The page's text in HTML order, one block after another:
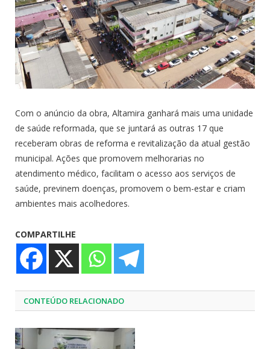
Com o anúncio da obra, Altamira ganhará mais uma unidade
de saúde reformada, que se juntará as outras 17 que
receberam obras de reforma e revitalização da atual gestão
municipal. Ações que promovem melhorarias no
atendimento médico, facilitam o acesso aos serviços de
saúde, previnem doenças, promovem o bem-estar e criam
ambientes mais acolhedores.
COMPARTILHE
CONTEÚDO RELACIONADO